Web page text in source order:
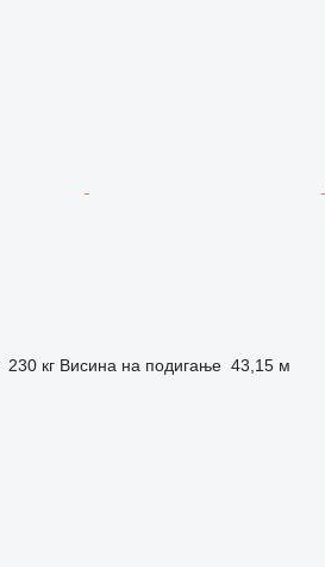
230 кг Висина на подигање 43,15 м